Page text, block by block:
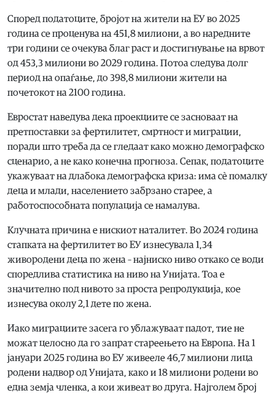
Според податоците, бројот на жители на ЕУ во 2025
година се проценува на 451,8 милиони, а во наредните
три години се очекува благ раст и достигнување на врвот
од 453,3 милиони во 2029 година. Потоа следува долг
период на опаѓање, до 398,8 милиони жители на
почетокот на 2100 година.
Евростат наведува дека проекциите се засноваат на
претпоставки за фертилитет, смртност и миграции,
поради што треба да се гледаат како можно демографско
сценарио, а не како конечна прогноза. Сепак, податоците
укажуваат на длабока демографска криза: има сѐ помалку
деца и млади, населението забрзано старее, а
работоспособната популација се намалува.
Клучната причина е нискиот наталитет. Во 2024 година
стапката на фертилитет во ЕУ изнесувала 1,34
живородени деца по жена – најниско ниво откако се води
споредлива статистика на ниво на Унијата. Тоа е
значително под нивото за проста репродукција, кое
изнесува околу 2,1 дете по жена.
Иако миграциите засега го ублажуваат падот, тие не
можат целосно да го запрат стареењето на Европа. На 1
јануари 2025 година во ЕУ живееле 46,7 милиони лица
родени надвор од Унијата, како и 18 милиони родени во
една земја членка, а кои живеат во друга. Најголем број